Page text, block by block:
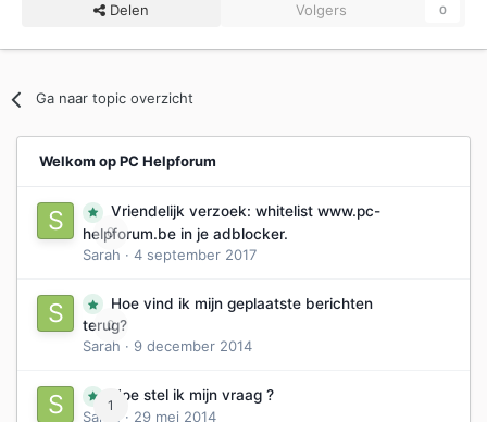
Delen Volgers 0
Ga naar topic overzicht
Welkom op PC Helpforum
0
Vriendelijk verzoek: whitelist www.pc-
helpforum.be in je adblocker.
Sarah · 4 september 2017
0
Hoe vind ik mijn geplaatste berichten
terug?
Sarah · 9 december 2014
1
Hoe stel ik mijn vraag ?
Sarah
· 29 mei 2014